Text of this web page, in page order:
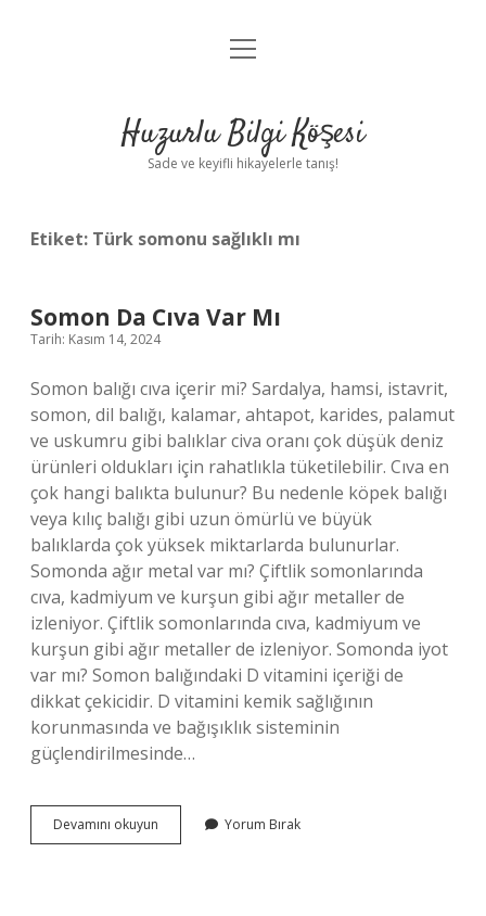
Anasayfa
Yasal Uyarı
menüyü
Huzurlu Bilgi Köşesi
Sade ve keyifli hikayelerle tanış!
Etiket: Türk somonu sağlıklı mı
Somon Da Cıva Var Mı
Tarih: Kasım 14, 2024
Somon balığı cıva içerir mi? Sardalya, hamsi, istavrit,
somon, dil balığı, kalamar, ahtapot, karides, palamut
ve uskumru gibi balıklar civa oranı çok düşük deniz
ürünleri oldukları için rahatlıkla tüketilebilir. Cıva en
çok hangi balıkta bulunur? Bu nedenle köpek balığı
veya kılıç balığı gibi uzun ömürlü ve büyük
balıklarda çok yüksek miktarlarda bulunurlar.
Somonda ağır metal var mı? Çiftlik somonlarında
cıva, kadmiyum ve kurşun gibi ağır metaller de
izleniyor. Çiftlik somonlarında cıva, kadmiyum ve
kurşun gibi ağır metaller de izleniyor. Somonda iyot
var mı? Somon balığındaki D vitamini içeriği de
dikkat çekicidir. D vitamini kemik sağlığının
korunmasında ve bağışıklık sisteminin
güçlendirilmesinde…
Devamını okuyun
Da
Yorum Bırak